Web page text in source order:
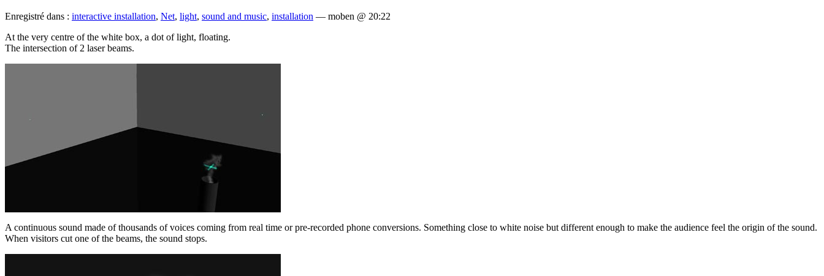
Enregistré dans : interactive installation, Net, light, sound and music, installation — moben @ 20:22
At the very centre of the white box, a dot of light, floating.
The intersection of 2 laser beams.
A continuous sound made of thousands of voices coming from real time or pre-recorded phone conversions. Something close to white noise but different enough to make the audience feel the origin of the sound.
When visitors cut one of the beams, the sound stops.